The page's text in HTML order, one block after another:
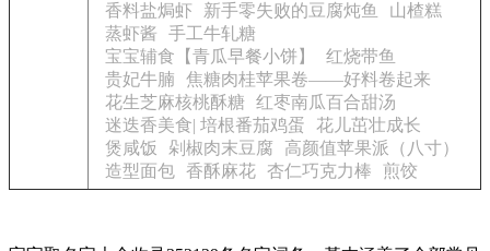
香料盐焗虾
新手零失败的豆腐炖鱼
山楂糕
蒸虾酱
手工牛轧糖
宝宝辅食【青瓜早餐小饼】
红烧带鱼
贵妃牛腩
焦糖肉桂苹果卷——好料卷起来
花生芝麻核桃酥糖 红枣南瓜百合甜汤
迷迭香美食| 培根番茄鸡蛋
花儿茁壮成长
煲咸饭
剁椒肉末豆腐
高颜值苹果派（八寸）
造型面包 香酥麻花 杏仁巧克力棒 煎饺